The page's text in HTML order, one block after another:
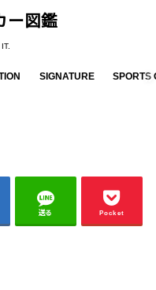
ー図鑑
SIGNATURE SPORTS
送る Pocket